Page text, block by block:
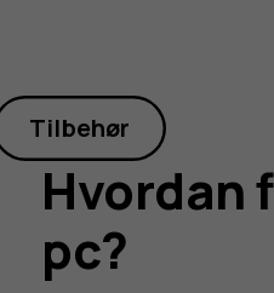
Tilbehør
Hvordan
pc?